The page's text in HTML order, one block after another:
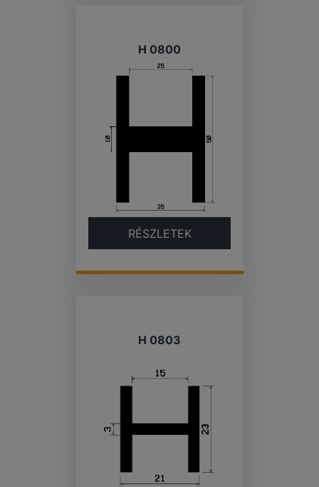
H 0800
RÉSZLETEK
H 0803